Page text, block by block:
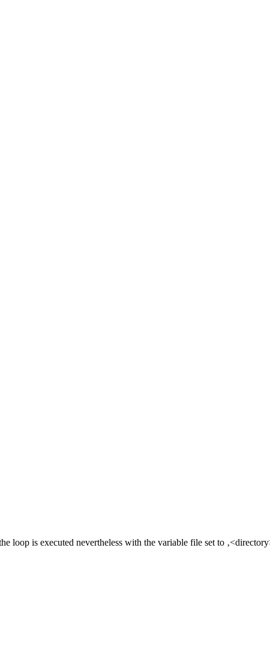
loop is executed nevertheless with the variable file set to